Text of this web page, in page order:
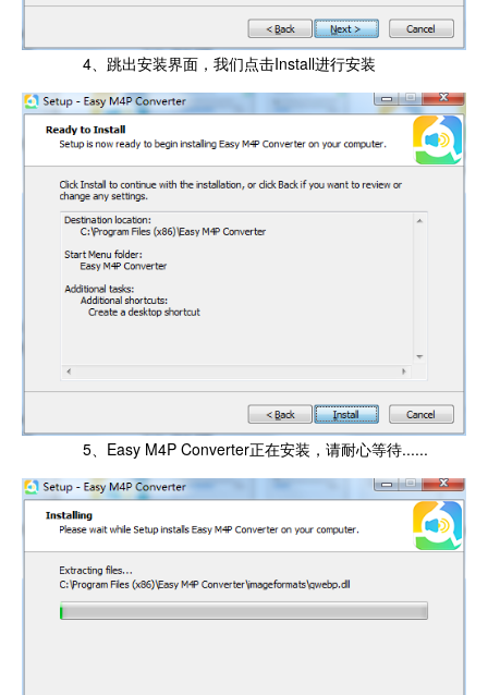
4、跳出安装界面，我们点击Install进行安装
5、Easy M4P Converter正在安装，请耐心等待......